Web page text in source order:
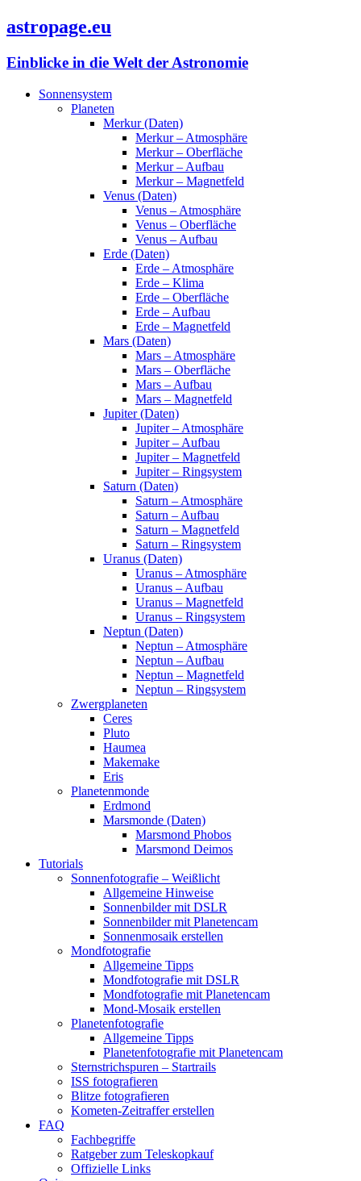
astropage.eu
Einblicke in die Welt der Astronomie
Sonnensystem
Planeten
Merkur (Daten)
Merkur – Atmosphäre
Merkur – Oberfläche
Merkur – Aufbau
Merkur – Magnetfeld
Venus (Daten)
Venus – Atmosphäre
Venus – Oberfläche
Venus – Aufbau
Erde (Daten)
Erde – Atmosphäre
Erde – Klima
Erde – Oberfläche
Erde – Aufbau
Erde – Magnetfeld
Mars (Daten)
Mars – Atmosphäre
Mars – Oberfläche
Mars – Aufbau
Mars – Magnetfeld
Jupiter (Daten)
Jupiter – Atmosphäre
Jupiter – Aufbau
Jupiter – Magnetfeld
Jupiter – Ringsystem
Saturn (Daten)
Saturn – Atmosphäre
Saturn – Aufbau
Saturn – Magnetfeld
Saturn – Ringsystem
Uranus (Daten)
Uranus – Atmosphäre
Uranus – Aufbau
Uranus – Magnetfeld
Uranus – Ringsystem
Neptun (Daten)
Neptun – Atmosphäre
Neptun – Aufbau
Neptun – Magnetfeld
Neptun – Ringsystem
Zwergplaneten
Ceres
Pluto
Haumea
Makemake
Eris
Planetenmonde
Erdmond
Marsmonde (Daten)
Marsmond Phobos
Marsmond Deimos
Tutorials
Sonnenfotografie – Weißlicht
Allgemeine Hinweise
Sonnenbilder mit DSLR
Sonnenbilder mit Planetencam
Sonnenmosaik erstellen
Mondfotografie
Allgemeine Tipps
Mondfotografie mit DSLR
Mondfotografie mit Planetencam
Mond-Mosaik erstellen
Planetenfotografie
Allgemeine Tipps
Planetenfotografie mit Planetencam
Sternstrichspuren – Startrails
ISS fotografieren
Blitze fotografieren
Kometen-Zeitraffer erstellen
FAQ
Fachbegriffe
Ratgeber zum Teleskopkauf
Offizielle Links